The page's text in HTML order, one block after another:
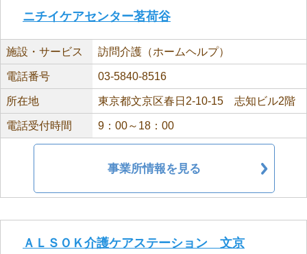
ニチイケアセンター茗荷谷
施設・サービス 訪問介護（ホームヘルプ）
電話番号 03-5840-8516
所在地 東京都文京区春日2-10-15 志知ビル2階
電話受付時間 9：00～18：00
事業所情報を見る
ＡＬＳＯＫ介護ケアステーション 文京